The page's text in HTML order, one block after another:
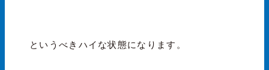
というべきハイな状態になります。